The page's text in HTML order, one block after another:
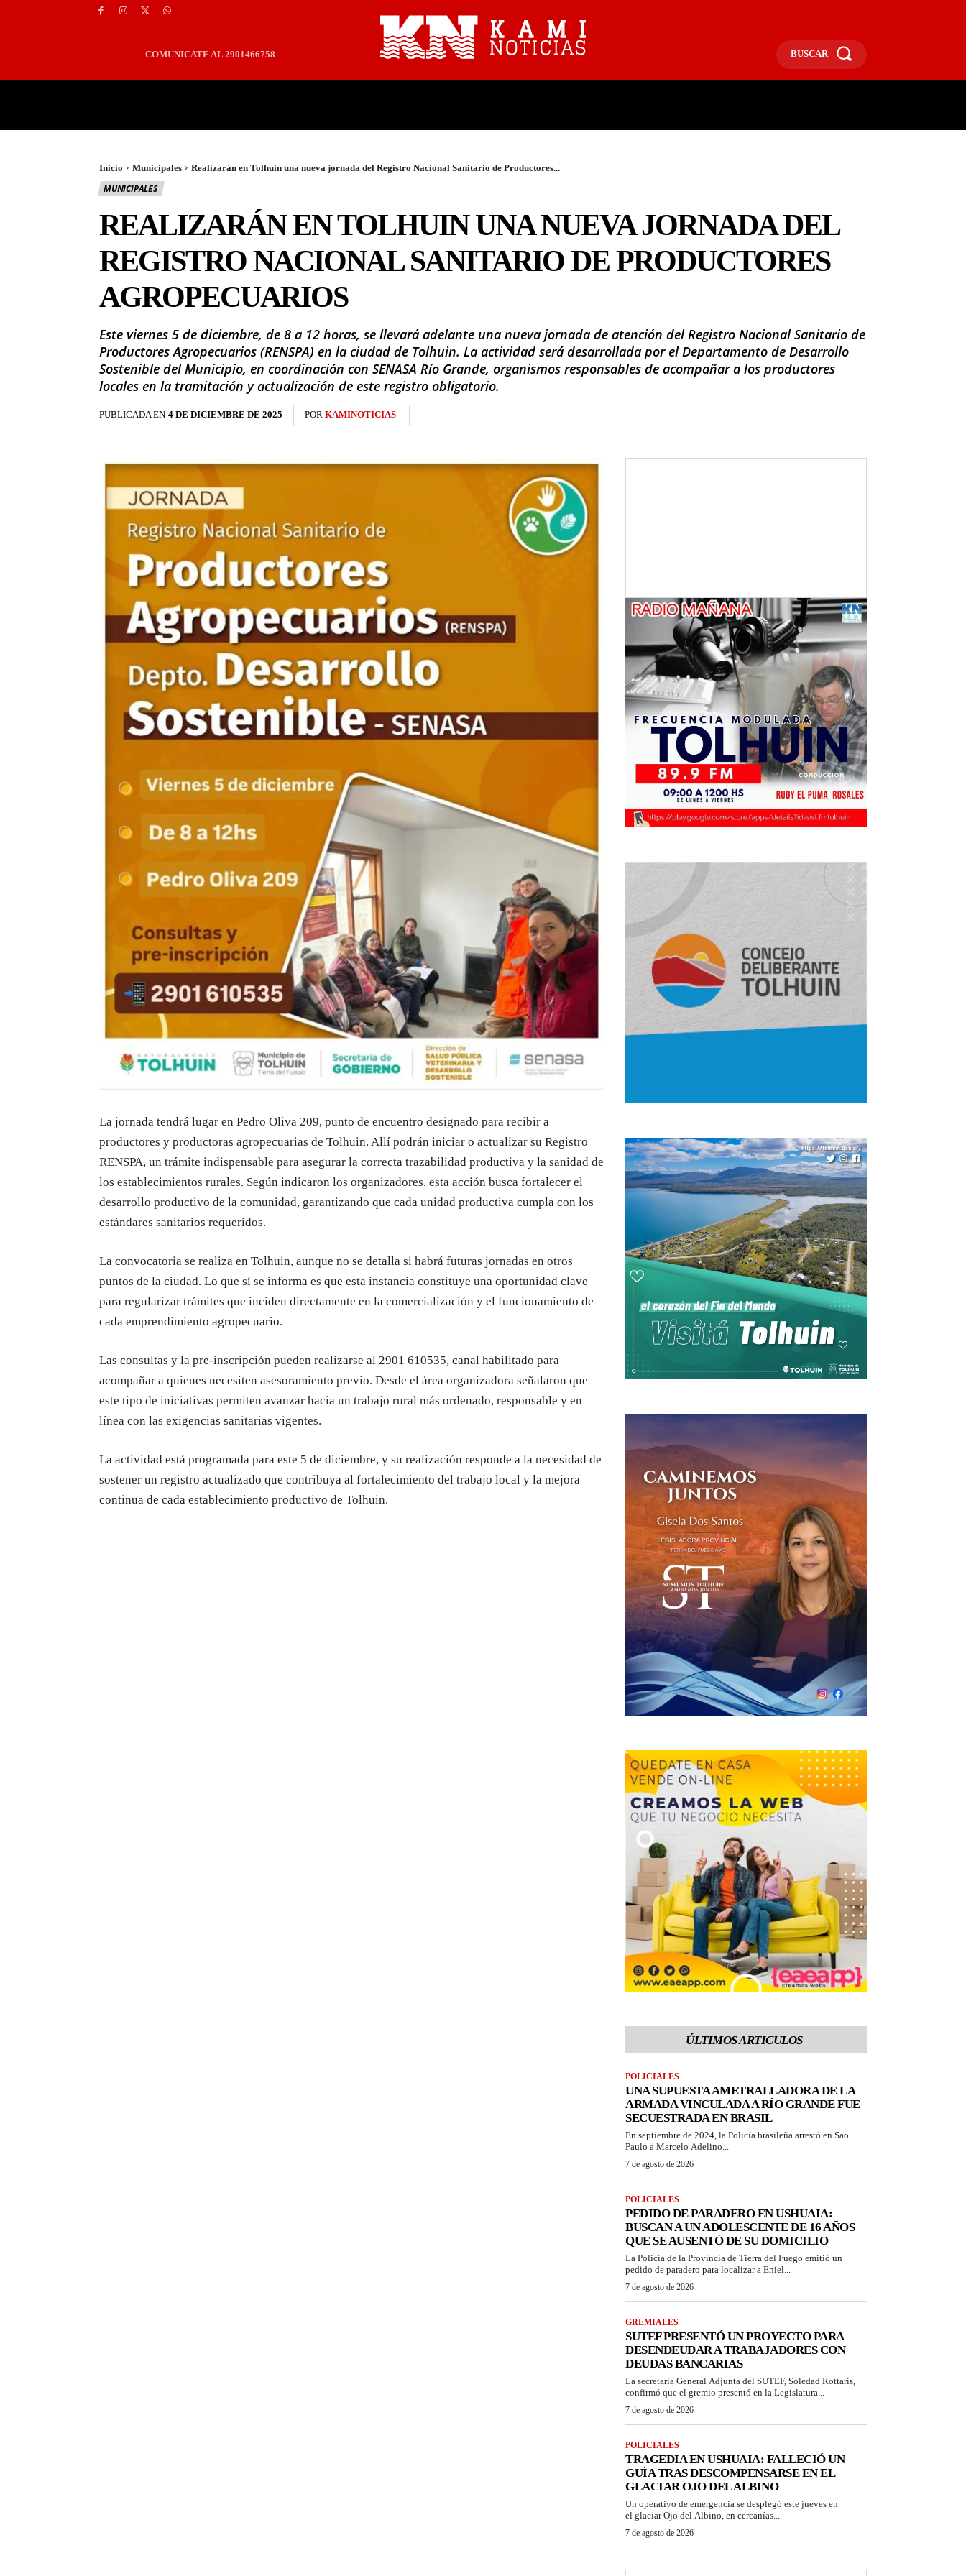
COMUNICATE AL 2901466758 BUSCAR
Inicio Municipales Realizarán en Tolhuin una nueva jornada del Registro Nacional Sanitario de Productores...
MUNICIPALES
REALIZARÁN EN TOLHUIN UNA NUEVA JORNADA DEL
REGISTRO NACIONAL SANITARIO DE PRODUCTORES
AGROPECUARIOS
Este viernes 5 de diciembre, de 8 a 12 horas, se llevará adelante una nueva jornada de atención del Registro Nacional Sanitario de
Productores Agropecuarios (RENSPA) en la ciudad de Tolhuin. La actividad será desarrollada por el Departamento de Desarrollo
Sostenible del Municipio, en coordinación con SENASA Río Grande, organismos responsables de acompañar a los productores
locales en la tramitación y actualización de este registro obligatorio.
PUBLICADA EN 4 DE DICIEMBRE DE 2025 POR KAMINOTICIAS
La jornada tendrá lugar en Pedro Oliva 209, punto de encuentro designado para recibir a
productores y productoras agropecuarias de Tolhuin. Allí podrán iniciar o actualizar su Registro
RENSPA, un trámite indispensable para asegurar la correcta trazabilidad productiva y la sanidad de
los establecimientos rurales. Según indicaron los organizadores, esta acción busca fortalecer el
desarrollo productivo de la comunidad, garantizando que cada unidad productiva cumpla con los
estándares sanitarios requeridos.
La convocatoria se realiza en Tolhuin, aunque no se detalla si habrá futuras jornadas en otros
puntos de la ciudad. Lo que sí se informa es que esta instancia constituye una oportunidad clave
para regularizar trámites que inciden directamente en la comercialización y el funcionamiento de
cada emprendimiento agropecuario.
Las consultas y la pre-inscripción pueden realizarse al 2901 610535, canal habilitado para
acompañar a quienes necesiten asesoramiento previo. Desde el área organizadora señalaron que
este tipo de iniciativas permiten avanzar hacia un trabajo rural más ordenado, responsable y en
línea con las exigencias sanitarias vigentes.
La actividad está programada para este 5 de diciembre, y su realización responde a la necesidad de
sostener un registro actualizado que contribuya al fortalecimiento del trabajo local y la mejora
continua de cada establecimiento productivo de Tolhuin.
ÚLTIMOS ARTICULOS
POLICIALES
UNA SUPUESTA AMETRALLADORA DE LA
ARMADA VINCULADA A RÍO GRANDE FUE
SECUESTRADA EN BRASIL
En septiembre de 2024, la Policía brasileña arrestó en Sao
Paulo a Marcelo Adelino...
7 de agosto de 2026
POLICIALES
PEDIDO DE PARADERO EN USHUAIA:
BUSCAN A UN ADOLESCENTE DE 16 AÑOS
QUE SE AUSENTÓ DE SU DOMICILIO
La Policía de la Provincia de Tierra del Fuego emitió un
pedido de paradero para localizar a Eniel...
7 de agosto de 2026
GREMIALES
SUTEF PRESENTÓ UN PROYECTO PARA
DESENDEUDAR A TRABAJADORES CON
DEUDAS BANCARIAS
La secretaria General Adjunta del SUTEF, Soledad Rottaris,
confirmó que el gremio presentó en la Legislatura...
7 de agosto de 2026
POLICIALES
TRAGEDIA EN USHUAIA: FALLECIÓ UN
GUÍA TRAS DESCOMPENSARSE EN EL
GLACIAR OJO DEL ALBINO
Un operativo de emergencia se desplegó este jueves en
el glaciar Ojo del Albino, en cercanías...
7 de agosto de 2026